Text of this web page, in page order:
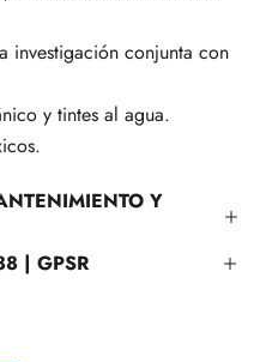
investigación conjunta con
y tintes al agua.
Y
| GPSR